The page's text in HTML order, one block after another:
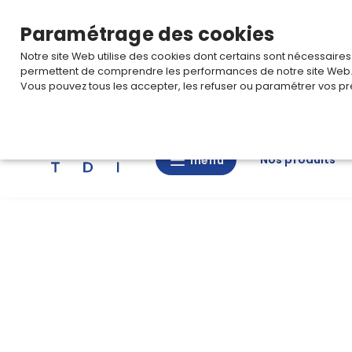
menu
menu Nos produits
Paramétrage des cookies
Notre site Web utilise des cookies dont certains sont
permettent de comprendre les performances de notre site Web.
Vous pouvez tous les accepter, les refuser ou paramétrer vos